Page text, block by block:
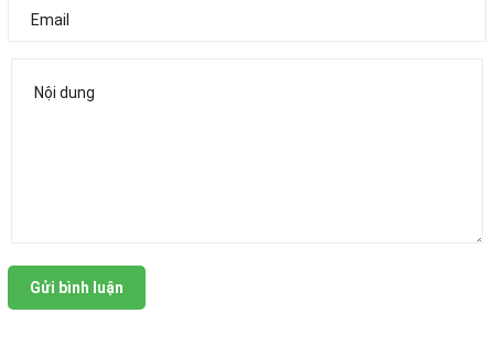
Gửi bình luận